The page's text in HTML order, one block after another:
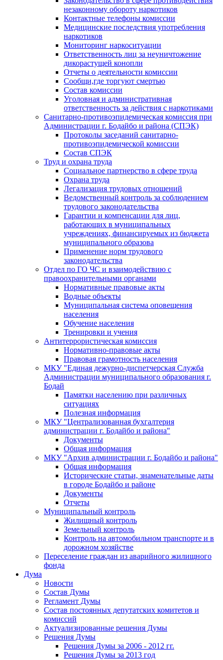
незаконному обороту наркотиков
Контактные телефоны комиссии
Медицинские последствия употребления
наркотиков
Мониторинг наркоситуации
Ответственность лиц за неуничтожение
дикорастущей конопли
Отчеты о деятельности комиссии
Сообщи,где торгуют смертью
Состав комиссии
Уголовная и административная
ответственность за действия с наркотиками
Санитарно-противоэпидемическая комиссия при
Администрации г. Бодайбо и района (СПЭК)
Протоколы заседаний санитарно-
противоэпидемической комиссии
Состав СПЭК
Труд и охрана труда
Социальное партнерство в сфере труда
Охрана труда
Легализация трудовых отношений
Ведомственный контроль за соблюдением
трудового законодательства
Гарантии и компенсации для лиц,
работающих в муниципальных
учреждениях, финансируемых из бюджета
муниципального образова
Применение норм трудового
законодательства
Отдел по ГО ЧС и взаимодействию с
правоохранительными органами
Нормативные правовые акты
Водные объекты
Муниципальная система оповещения
населения
Обучение населения
Тренировки и учения
Антитеррористическая комиссия
Нормативно-правовые акты
Правовая грамотность населения
МКУ "Единая дежурно-диспетчерская Служба
Администрации муниципального образования г.
Бодай
Памятки населению при различных
ситуациях
Полезная информация
МКУ "Централизованная бухгалтерия
администрации г. Бодайбо и района"
Документы
Общая информация
МКУ "Архив администрации г. Бодайбо и района"
Общая информация
Исторические статьи, знаменательные даты
в городе Бодайбо и районе
Документы
Отчеты
Муниципальный контроль
Жилищный контроль
Земельный контроль
Контроль на автомобильном транспорте и в
дорожном хозяйстве
Переселение граждан из аварийного жилищного
фонда
Дума
Новости
Состав Думы
Регламент Думы
Состав постоянных депутатских комитетов и
комиссий
Актуализированные решения Думы
Решения Думы
Решения Думы за 2006 - 2012 гг.
Решения Думы за 2013 год